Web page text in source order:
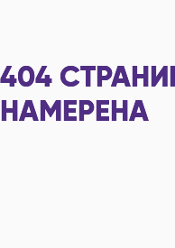
404
НАМЕРЕНА